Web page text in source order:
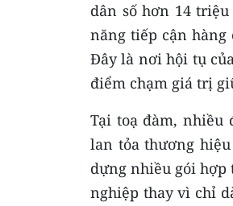
dân số hơn 14
năng tiếp cận
Đây là nơi hội tụ
điểm chạm giá trị
Tại toạ đàm,
lan tỏa thương
dựng nhiều gói hợp
nghiệp thay vì chỉ